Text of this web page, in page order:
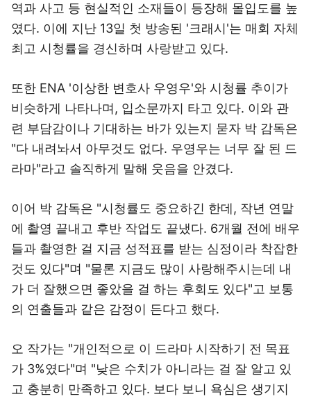
역과 사고 등 현실적인 소재들이 등장해 몰입도를 높
였다. 이에 지난 13일 첫 방송된 '크래시'는 매회 자체
최고 시청률을 경신하며 사랑받고 있다.
또한 ENA '이상한 변호사 우영우'와 시청률 추이가
비슷하게 나타나며, 입소문까지 타고 있다. 이와 관
련 부담감이나 기대하는 바가 있는지 묻자 박 감독은
"다 내려놔서 아무것도 없다. 우영우는 너무 잘 된 드
라마"라고 솔직하게 말해 웃음을 안겼다.
이어 박 감독은 "시청률도 중요하긴 한데, 작년 연말
에 촬영 끝내고 후반 작업도 끝냈다. 6개월 전에 배우
들과 촬영한 걸 지금 성적표를 받는 심정이라 착잡한
것도 있다"며 "물론 지금도 많이 사랑해주시는데 내
가 더 잘했으면 좋았을 걸 하는 후회도 있다"고 보통
의 연출들과 같은 감정이 든다고 했다.
오 작가는 "개인적으로 이 드라마 시작하기 전 목표
가 3%였다"며 "낮은 수치가 아니라는 걸 잘 알고 있
고 충분히 만족하고 있다. 보다 보니 욕심은 생기지